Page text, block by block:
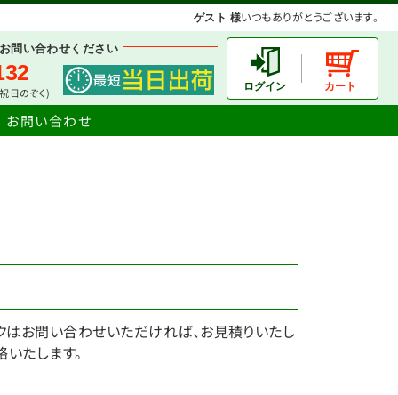
ゲスト 様いつもありがとうございます。
問い合わせください
日のぞく)
お問い合わせ
はお問い合わせいただければ、お見積りいたし
たします。